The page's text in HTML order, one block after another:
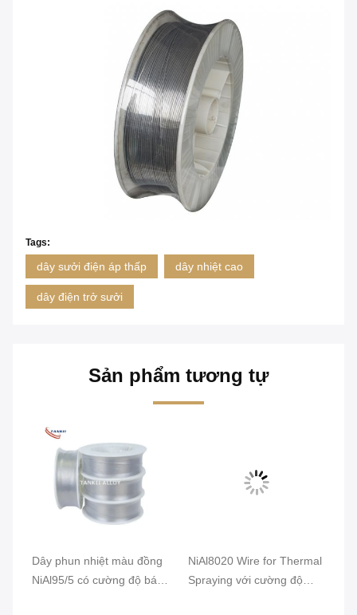
Tags:
dây sưởi điện áp thấp dây nhiệt cao
dây điện trở sưởi
Sản phẩm tương tự
Dây phun nhiệt màu đồng
NiAl95/5 có cường độ bám
NiAl8020 Wire for Thermal
Spraying với cường độ